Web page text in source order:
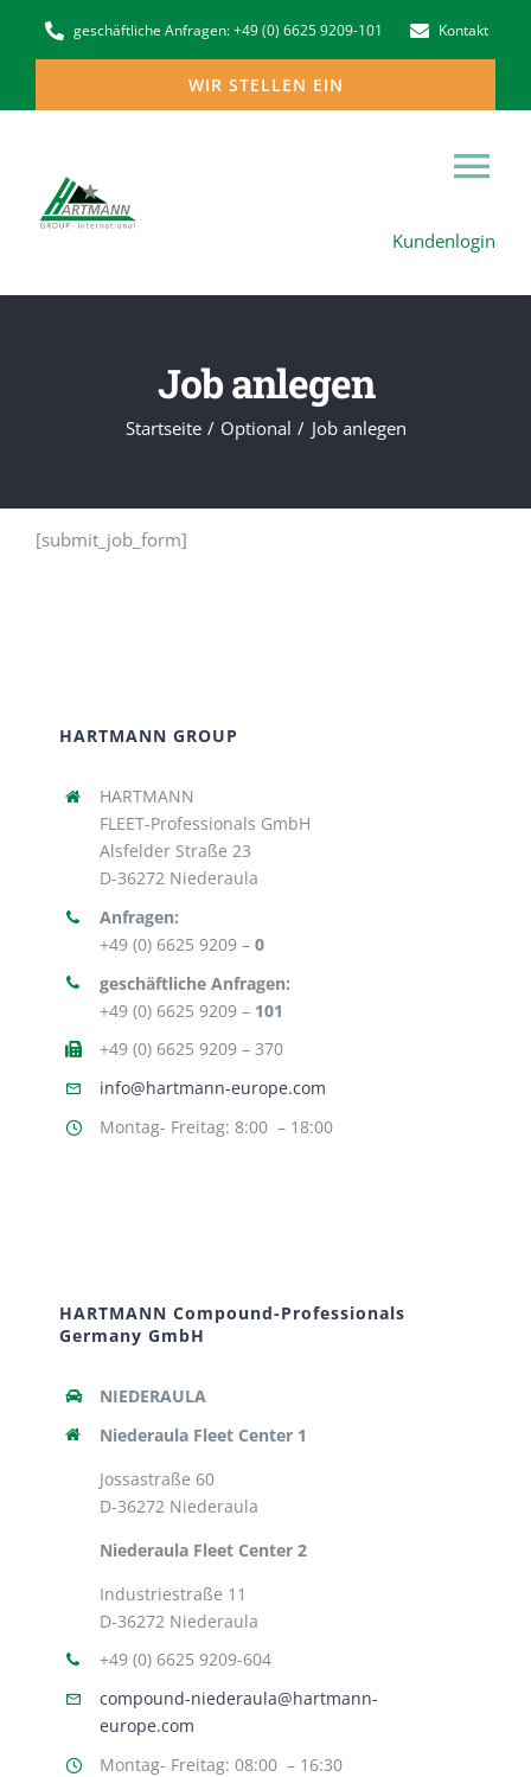
Inhalt
geschäftliche Anfragen: +49 (0) 6625 9209-101 Kontakt
WIR STELLEN EIN
Kundenlogin
Job anlegen
Startseite Optional Job anlegen
[submit_job_form]
HARTMANN GROUP
HARTMANN
FLEET-Professionals GmbH
Alsfelder Straße 23
D-36272 Niederaula
Anfragen:
+49 (0) 6625 9209 – 0
geschäftliche Anfragen:
+49 (0) 6625 9209 – 101
+49 (0) 6625 9209 – 370
info@hartmann-europe.com
Montag- Freitag: 8:00 – 18:00
HARTMANN Compound-Professionals
Germany GmbH
NIEDERAULA
Niederaula Fleet Center 1
Jossastraße 60
D-36272 Niederaula
Niederaula Fleet Center 2
Industriestraße 11
D-36272 Niederaula
+49 (0) 6625 9209-604
compound-niederaula@hartmann-
europe.com
Montag- Freitag: 08:00 – 16:30